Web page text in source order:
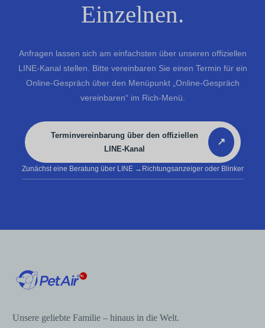
Einzelnen.
Anfragen lassen sich am einfachsten über unseren offiziellen
LINE-Kanal stellen. Bitte vereinbaren Sie einen Termin für ein
Online-Gespräch über den Menüpunkt „Online-Gespräch
vereinbaren“ im Rich-Menü.
Terminvereinbarung über den offiziellen
LINE-Kanal
↗
Zunächst eine Beratung über LINE →Richtungsanzeiger oder Blinker
Unsere geliebte Familie – hinaus in die Welt.